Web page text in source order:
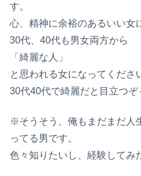
す。
心、精神に余裕のあるいい女
30代、40代も男女両方から
「綺麗な人」
と思われる女になってくださ
30代40代で綺麗だと目立つぞ
※そうそう、俺もまだまだ人
ってる男です。
色々知りたいし、経験してみ